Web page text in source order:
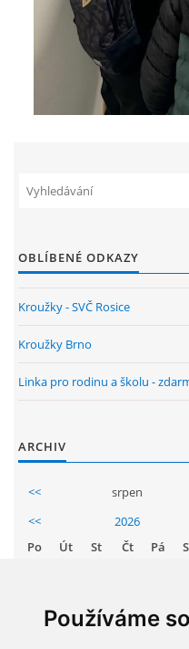
Používáme
OBLÍBENÉ ODKAZY
Kroužky - SVČ Rosice
Kroužky Brno
Linka pro rodinu a školu -
ARCHIV
<< srpen
<<
2026
Po
Út St Čt Pá
11 12 13 14